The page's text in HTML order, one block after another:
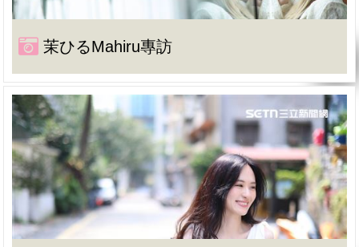
茉ひるMahiru專訪